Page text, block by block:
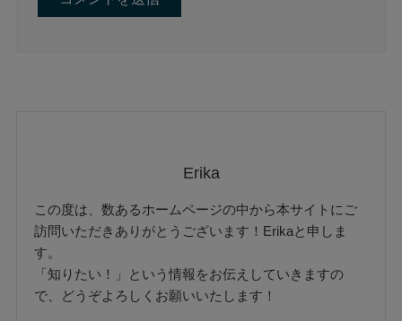
Erika
この度は、数あるホームページの中から本サイトにご
訪問いただきありがとうございます！Erikaと申しま
す。
「知りたい！」という情報をお伝えしていきますの
で、どうぞよろしくお願いいたします！